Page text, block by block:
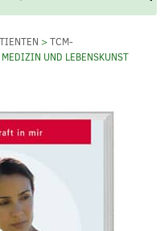
>TCM-
UND LEBENSKUNST